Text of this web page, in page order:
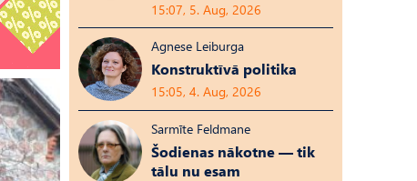
15:07, 5. Aug, 2026
Agnese Leiburga
Konstruktīvā politika
15:05, 4. Aug, 2026
Sarmīte Feldmane
Šodienas nākotne — tik
tālu nu esam